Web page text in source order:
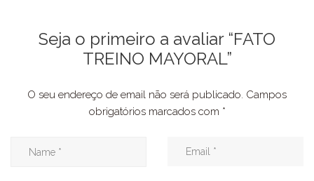
Seja o primeiro a avaliar “FATO
TREINO MAYORAL”
O seu endereço de email não será publicado. Campos
obrigatórios marcados com *